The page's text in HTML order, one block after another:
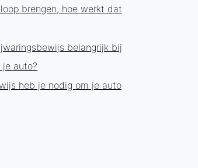
brengen, hoe werkt dat
belangrijk bij
auto?
heb je nodig om je auto